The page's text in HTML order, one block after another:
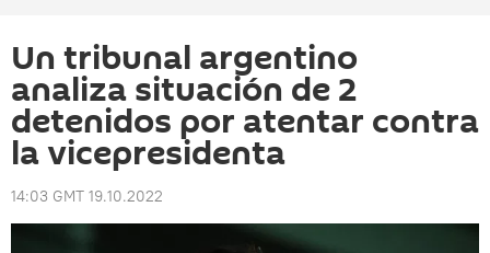
Un tribunal argentino
analiza situación de 2
detenidos por atentar contra
la vicepresidenta
14:03 GMT 19.10.2022